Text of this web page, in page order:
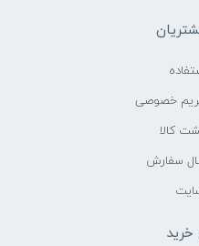
خصوصی
کالا
سفارش
خرید